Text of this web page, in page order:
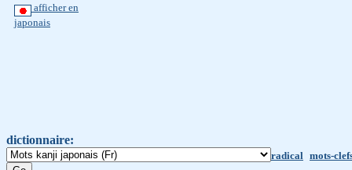
afficher en
japonais
dictionnaire:
radical mots-